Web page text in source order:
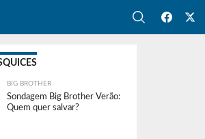
BIG BROTHER
Sondagem Big Brother Verão:
Quem quer salvar?